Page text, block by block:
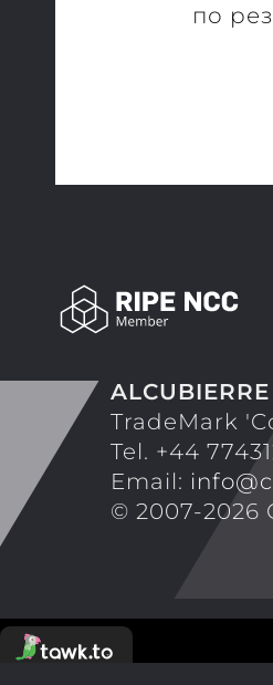
по
TradeMark
Tel. +44
Email:
© 2007-2026